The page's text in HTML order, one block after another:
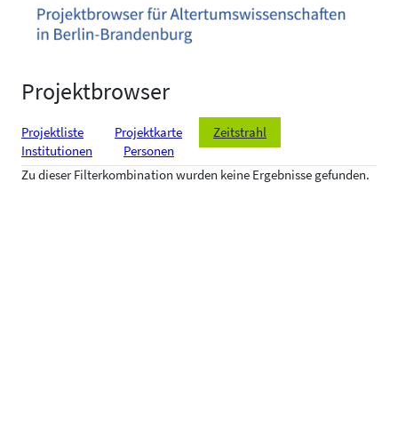
Projektbrowser
Projektliste Projektkarte
Zeitstrahl
Institutionen
Personen
Zu dieser Filterkombination wurden keine Ergebnisse gefunden.